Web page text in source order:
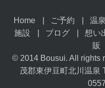
Home ご予約 温泉
施設
ブログ 想い
販
© 2014 Bousui. All rights
茂郡東伊豆町北川温泉